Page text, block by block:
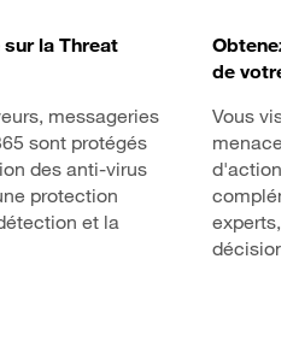
la Threat
messageries
sont protégés
des anti-virus
protection
et la
Obtenez
de votre
Vous
menace
d'actions
experts,